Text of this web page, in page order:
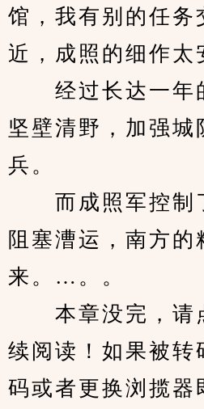
馆，我有别的任务
近，成照的细作太
经过长达一年
坚壁清野，加强城
兵。
而成照军控制
阻塞漕运，南方的
来。…。。
本章没完，请
续阅读！如果被转
码或者更换浏揽器